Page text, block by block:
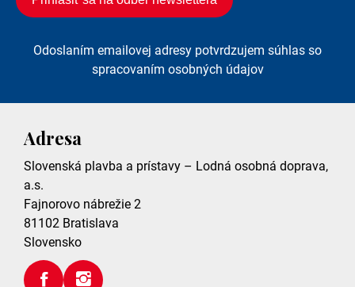
Odoslaním emailovej adresy potvrdzujem súhlas so
spracovaním osobných údajov
Adresa
Slovenská plavba a prístavy – Lodná osobná doprava,
a.s.
Fajnorovo nábrežie 2
81102 Bratislava
Slovensko